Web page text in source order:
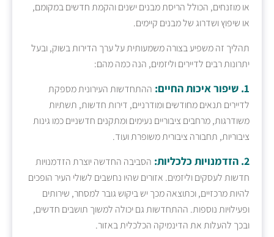
או מוזנחים, הכולל הריסת מבנים ישנים והקמת חדשים במקומם,
או שיפוץ ושדרוג של מבנים קיימים.
תהליך זה משפיע בצורה משמעותית על ערך הדירות בשוק, ובעל
יתרונות רבים לדיירים וליזמים, הנה כמה מהם:
1. שיפור איכות החיים:
ההתחדשות העירונית מספקת
לדיירים תנאים מחודשים ומודרניים, דירות חדשות, תשתיות
משודרגות, מרחבים ציבוריים נעימים ומתקנים חדשניים כמו גינות
ציבוריות, תחבורה ציבורית משופרת ועוד.
2. הזדמנויות כלכליות:
הסביבה החדשה יוצרת הזדמנויות
חדשות לעסקים וליזמים. אזורים שהיו נחשבים לשולי העיר הופכים
להיות מרכזיים, וכתוצאה מכך יש ביקוש גובר למסחר, שירותים
ופעילויות נוספות. ההתחדשות גם יכולה למשוך תושבים חדשים,
ובכך להעלות את הדינמיקה הכלכלית באזור.